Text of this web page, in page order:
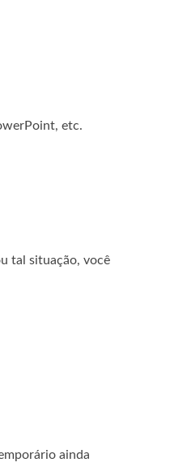
etc.
tal situação, você
ainda